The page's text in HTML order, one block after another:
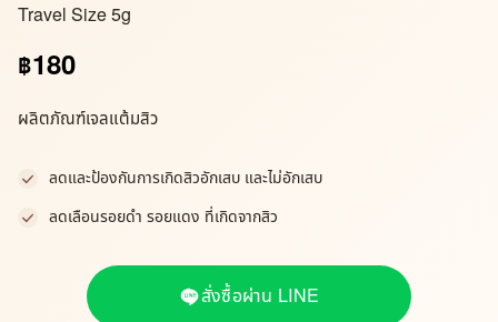
Travel Size 5g
฿180
ผลิตภัณฑ์เจลแต้มสิว
ลดและป้องกันการเกิดสิวอักเสบ และไม่อักเสบ
ลดเลือนรอยดำ รอยแดง ที่เกิดจากสิว
สั่งซื้อผ่าน LINE